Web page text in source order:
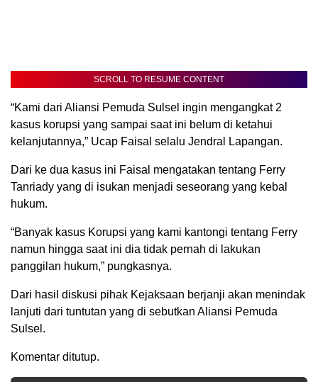
SCROLL TO RESUME CONTENT
“Kami dari Aliansi Pemuda Sulsel ingin mengangkat 2
kasus korupsi yang sampai saat ini belum di ketahui
kelanjutannya,” Ucap Faisal selalu Jendral Lapangan.
Dari ke dua kasus ini Faisal mengatakan tentang Ferry
Tanriady yang di isukan menjadi seseorang yang kebal
hukum.
“Banyak kasus Korupsi yang kami kantongi tentang Ferry
namun hingga saat ini dia tidak pernah di lakukan
panggilan hukum,” pungkasnya.
Dari hasil diskusi pihak Kejaksaan berjanji akan menindak
lanjuti dari tuntutan yang di sebutkan Aliansi Pemuda
Sulsel.
Komentar ditutup.